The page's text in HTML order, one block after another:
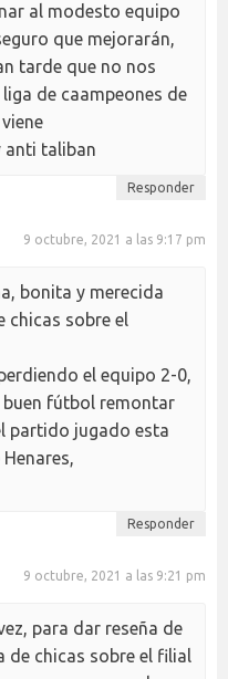
al modesto equipo
que mejorarán,
tarde que no nos
de caampeones de
anti taliban
Responder
9 octubre, 2021 a las 9:17 pm
bonita y merecida
chicas sobre el
el equipo 2-0,
buen fútbol remontar
partido jugado esta
Responder
9 octubre, 2021 a las 9:21 pm
para dar reseña de
de chicas sobre el filial